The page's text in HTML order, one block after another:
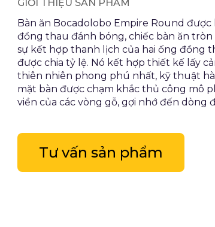
GIỚI THIỆU SẢN PHẨM
Bàn ăn Bocadolobo Empire Round được
đồng thau đánh bóng, chiếc bàn ăn tròn
sự kết hợp thanh lịch của hai ống đồng
được chia tỷ lệ. Nó kết hợp thiết kế lấy
thiên nhiên phong phú nhất, kỹ thuật
mặt bàn được chạm khắc thủ công mô
viền của các vòng gỗ, gợi nhớ đến dòng
Tư vấn sản phẩm